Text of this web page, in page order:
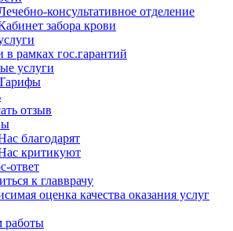
консультативное отделение
забора крови
в рамках гос.гарантий
услуги
отзыв
благодарят
критикуют
ответ
к главврачу
оценка качества оказания услуг
работы